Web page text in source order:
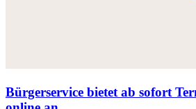
Bürgerservice bietet ab sofort